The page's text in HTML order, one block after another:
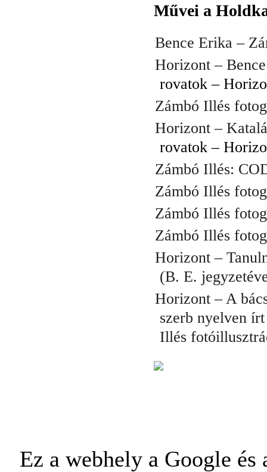
Művei a
Bence Erika –
Horizont –
rovatok –
Zámbó Illés
Horizont –
rovatok –
Zámbó Illés:
Zámbó Illés
Zámbó Illés
Zámbó Illés
Horizont –
(B. E.
Horizont – A
szerb nyelven
Illés
Ez a webhely a Google